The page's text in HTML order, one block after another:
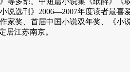
说选刊》2006—2007年度读者最喜
家奖、首届中国小说双年奖、《小
居江苏南京。